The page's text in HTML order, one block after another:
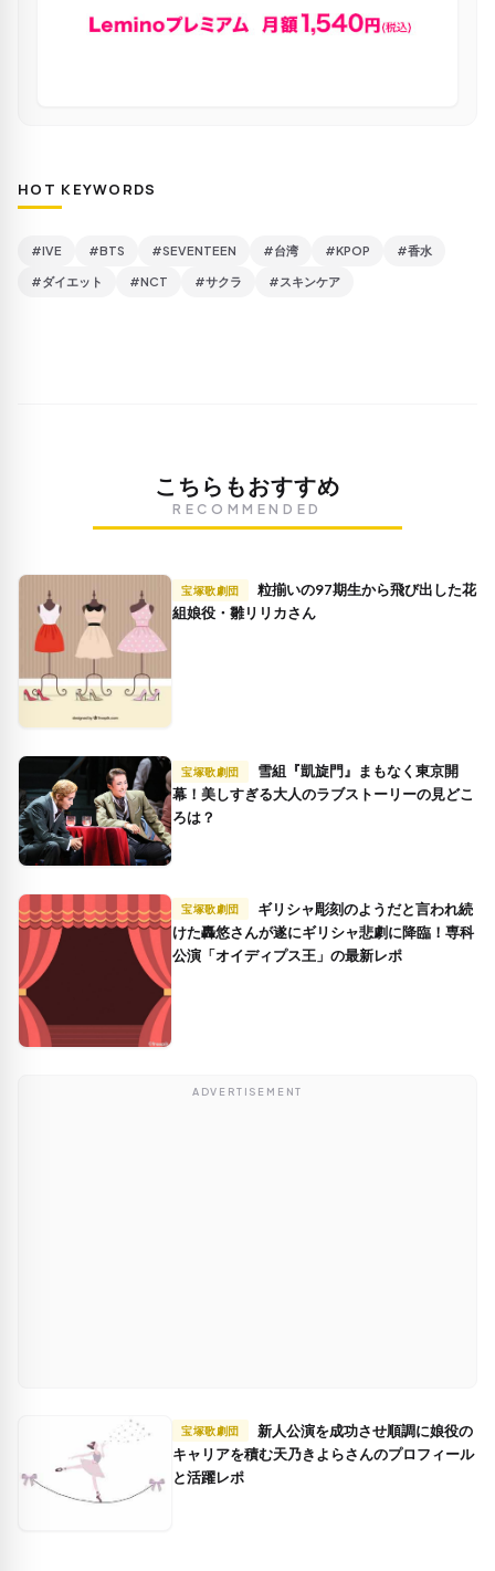
HOT KEYWORDS
#IVE #BTS #SEVENTEEN #台湾 #KPOP #香水
#ダイエット #NCT #サクラ #スキンケア
こちらもおすすめ
RECOMMENDED
宝塚歌劇団
組娘役・雛リリカさん
宝塚歌劇団
幕！美しすぎる大人のラブストーリーの見どこ
ろは？
宝塚歌劇団
けた轟悠さんが遂にギリシャ悲劇に降臨！専科
公演「オイディプス王」の最新レポ
ADVERTISEMENT
宝塚歌劇団
キャリアを積む天乃きよらさんのプロフィール
と活躍レポ